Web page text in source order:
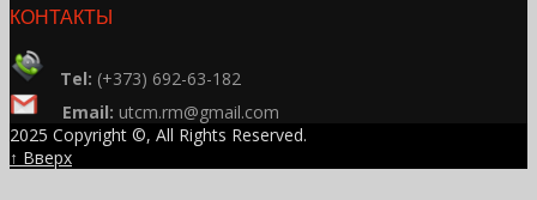
КОНТАКТЫ
Tel: (+373) 692-63-182
Email: utcm.rm@gmail.com
2025 Copyright ©, All Rights Reserved.
↑ Вверх